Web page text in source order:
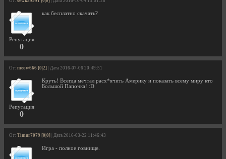
Репутация
0
как бесплатно скачать?
От: meow666 [0|2] | Дата 2016-07-06 20:49:51
Репутация
0
Круть! Всегда мечтал расх*ячить Америку и показать всему миру кто
Большой Папочка! :D
От: Timur7079 [0|0] | Дата 2016-03-22 11:46:43
Игра - полное говнище.